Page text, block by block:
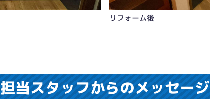
リフォーム後
担当スタッフからのメッセージ